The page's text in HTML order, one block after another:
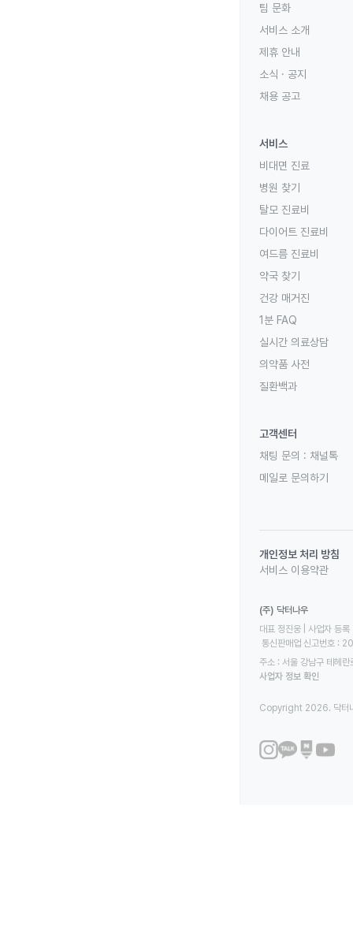
팀 문화
서비스 소개
제휴 안내
소식 · 공지
채용 공고
서비스
비대면 진료
병원 찾기
탈모 진료비
다이어트 진료비
여드름 진료비
약국 찾기
건강 매거진
1분 FAQ
실시간 의료상담
의약품 사전
질환백과
고객센터
채팅 문의 : 채널톡
메일로 문의하기
개인정보 처리 방침
서비스 이용약관
(주) 닥터나우
대표 정진웅 | 사업자
통신판매업 신고번호
주소 : 서울 강남구 테헤
사업자 정보 확인
Copyright 2026. 닥터